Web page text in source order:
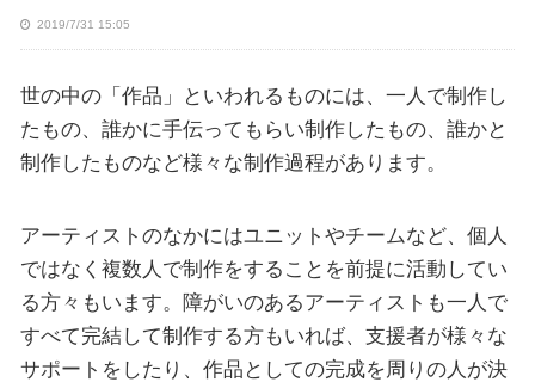
2019/7/31 15:05
世の中の「作品」といわれるものには、一人で制作し
たもの、誰かに手伝ってもらい制作したもの、誰かと
制作したものなど様々な制作過程があります。
アーティストのなかにはユニットやチームなど、個人
ではなく複数人で制作をすることを前提に活動してい
る方々もいます。障がいのあるアーティストも一人で
すべて完結して制作する方もいれば、支援者が様々な
サポートをしたり、作品としての完成を周りの人が決